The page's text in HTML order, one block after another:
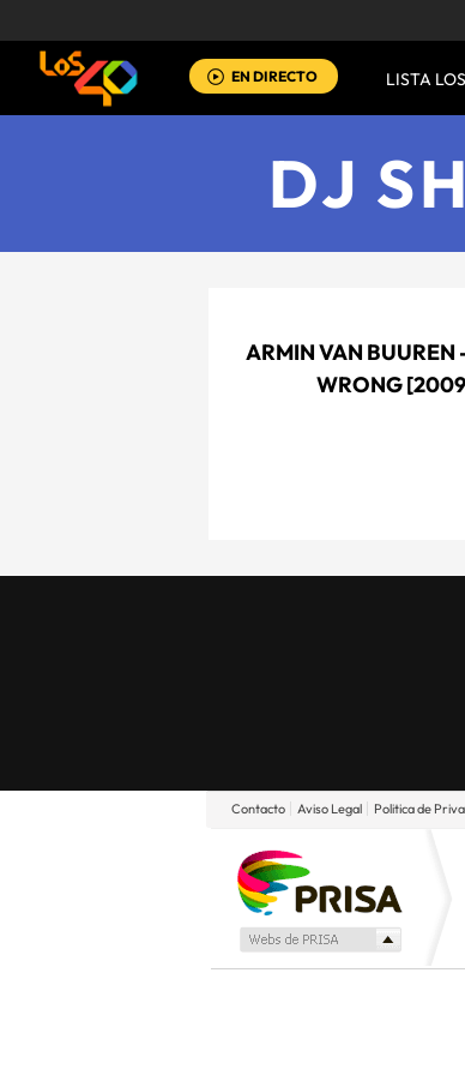
EN DIRECTO LISTA
DJ
ARMIN VAN BUUREN
WRONG
Contacto Aviso Legal Politica de